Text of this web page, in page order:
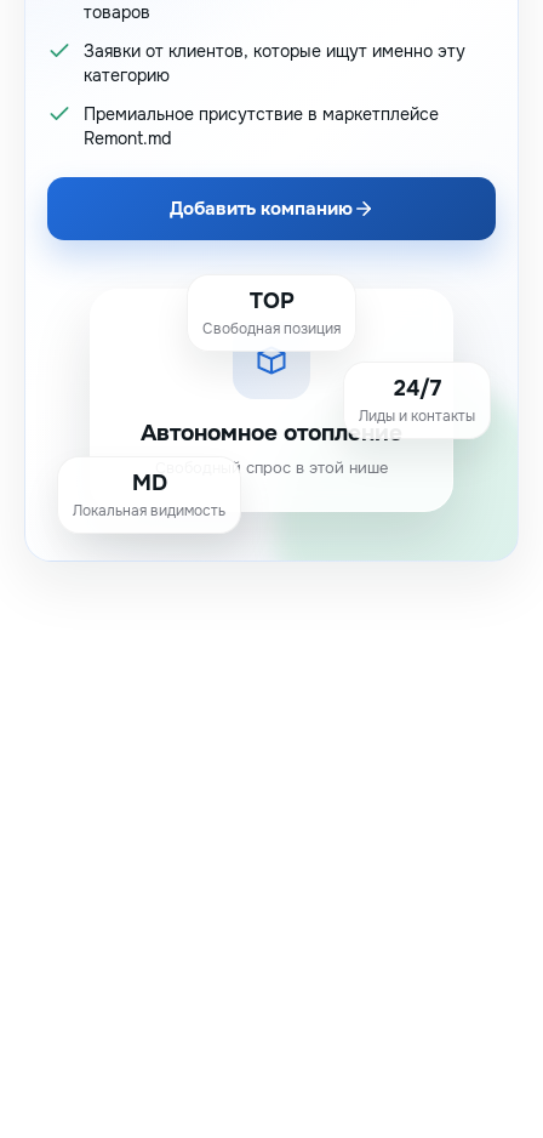
товаров
Заявки от клиентов, которые ищут именно эту
категорию
Премиальное присутствие в маркетплейсе
Remont.md
Добавить компанию
Автономное отопление
Свободный спрос в этой нише
TOP
Свободная позиция
24/7
Лиды и контакты
MD
Локальная видимость